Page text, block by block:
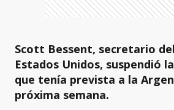
Scott Bessent, secretario
Estados Unidos, suspendió
que tenía prevista a la
próxima semana.